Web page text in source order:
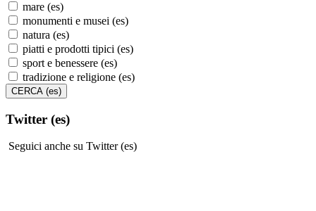
mare (es)
monumenti e musei (es)
natura (es)
piatti e prodotti tipici (es)
sport e benessere (es)
tradizione e religione (es)
Twitter (es)
Seguici anche su Twitter (es)